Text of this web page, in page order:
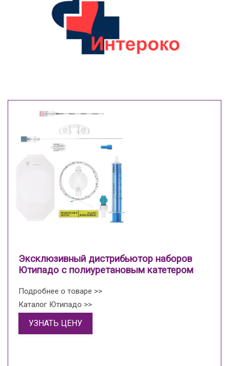
Эксклюзивный дистрибьютор наборов
Ютипадо с полиуретановым катетером
Подробнее о товаре >>
Каталог Ютипадо >>
УЗНАТЬ ЦЕНУ